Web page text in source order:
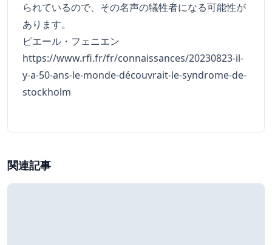
られているので、その名声の犠牲者になる可能性が
あります。
ピエール・フェニエン
https://www.rfi.fr/fr/connaissances/20230823-il-
y-a-50-ans-le-monde-découvrait-le-syndrome-de-
stockholm
関連記事